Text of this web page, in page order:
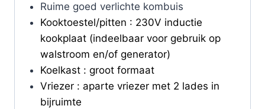
Ruime goed verlichte kombuis
Kooktoestel/pitten : 230V inductie
kookplaat (indeelbaar voor gebruik op
walstroom en/of generator)
Koelkast : groot formaat
Vriezer : aparte vriezer met 2 lades in
bijruimte